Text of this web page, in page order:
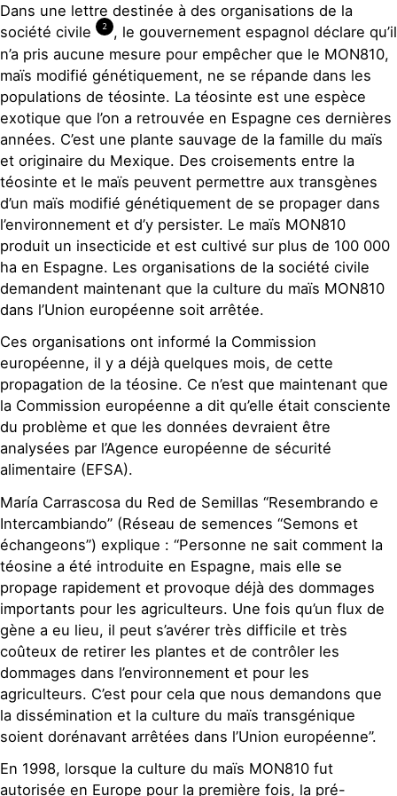
Dans une lettre destinée à des organisations de la
société civile
2
, le gouvernement espagnol déclare qu’il
n’a pris aucune mesure pour empêcher que le MON810,
maïs modifié génétiquement, ne se répande dans les
populations de téosinte. La téosinte est une espèce
exotique que l’on a retrouvée en Espagne ces dernières
années. C’est une plante sauvage de la famille du maïs
et originaire du Mexique. Des croisements entre la
téosinte et le maïs peuvent permettre aux transgènes
d’un maïs modifié génétiquement de se propager dans
l’environnement et d’y persister. Le maïs MON810
produit un insecticide et est cultivé sur plus de 100 000
ha en Espagne. Les organisations de la société civile
demandent maintenant que la culture du maïs MON810
dans l’Union européenne soit arrêtée.
Ces organisations ont informé la Commission
européenne, il y a déjà quelques mois, de cette
propagation de la téosine. Ce n’est que maintenant que
la Commission européenne a dit qu’elle était consciente
du problème et que les données devraient être
analysées par l’Agence européenne de sécurité
alimentaire (EFSA).
María Carrascosa du Red de Semillas “Resembrando e
Intercambiando” (Réseau de semences “Semons et
échangeons”) explique : “Personne ne sait comment la
téosine a été introduite en Espagne, mais elle se
propage rapidement et provoque déjà des dommages
importants pour les agriculteurs. Une fois qu’un flux de
gène a eu lieu, il peut s’avérer très difficile et très
coûteux de retirer les plantes et de contrôler les
dommages dans l’environnement et pour les
agriculteurs. C’est pour cela que nous demandons que
la dissémination et la culture du maïs transgénique
soient dorénavant arrêtées dans l’Union européenne”.
En 1998, lorsque la culture du maïs MON810 fut
autorisée en Europe pour la première fois, la pré-